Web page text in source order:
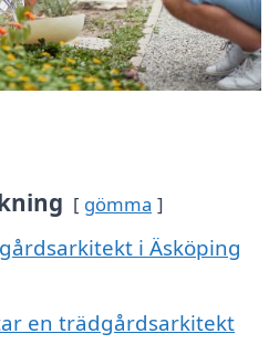
gömma
i Äsköping
en trädgårdsarkitekt